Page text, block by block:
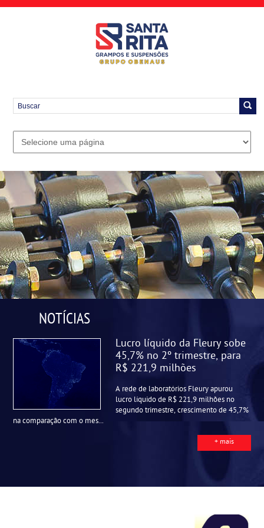
NOTÍCIAS
Lucro líquido da Fleury sobe
45,7% no 2º trimestre, para
R$ 221,9 milhões
A rede de laboratórios Fleury apurou
lucro líquido de R$ 221,9 milhões no
segundo trimestre, crescimento de 45,7%
na comparação com o mes...
+ mais